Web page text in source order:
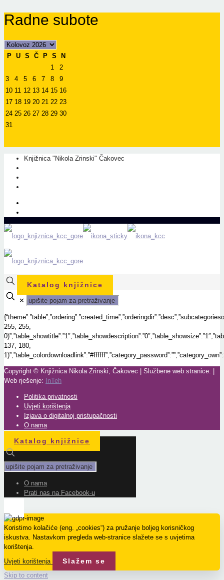
Radne subote
P U S Č P S
N
1
2
3
4 5 6 7 8
9
10 11 12 13 14 15 16
17 18 19 20 21 22 23
24 25 26 27 28 29 30
31
Knjižnica "Nikola Zrinski" Čakovec
Katalog knjižnice
✕
255, 255,
137, 180,
Copyright © Knjižnica Nikola Zrinski, Čakovec | Službene web stranice. |
Web rješenje:
InTeh
Politika privatnosti
Uvjeti korištenja
Izjava o digitalnoj pristupačnosti
O nama
Katalog knjižnice
O nama
Prati nas na Facebook-u
Koristimo kolačiće (eng. „cookies“) za pružanje boljeg korisničkog
iskustva. Nastavkom pregleda web-stranice slažete se s uvjetima
korištenja.
Uvjeti korištenja
Slažem se
Skip to content